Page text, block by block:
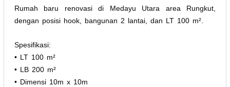
Rumah baru renovasi di Medayu Utara area Rungkut,
dengan posisi hook, bangunan 2 lantai, dan LT 100 m².
Spesifikasi:
• LT 100 m²
• LB 200 m²
• Dimensi 10m x 10m